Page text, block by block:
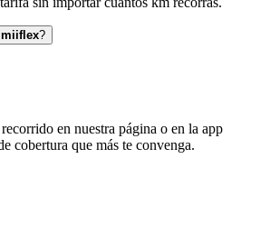
miiflex?
en nuestra página o en la app
cobertura que más te convenga.